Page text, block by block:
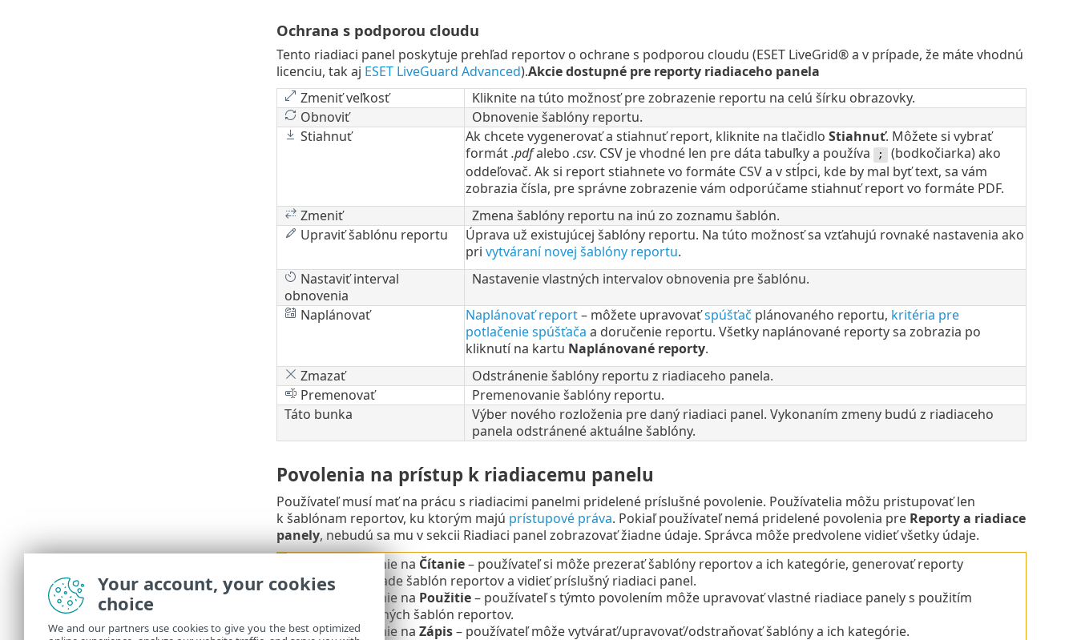
Ochrana s podporou cloudu
Tento riadiaci panel poskytuje prehľad reportov o ochrane s podporou cloudu (ESET LiveGrid® a v prípade, že máte vhodnú
licenciu, tak aj ESET LiveGuard Advanced).Akcie dostupné pre reporty riadiaceho panela
Zmeniť veľkosť
Kliknite na túto možnosť pre zobrazenie reportu na celú šírku obrazovky.
Obnoviť
Obnovenie šablóny reportu.
Stiahnuť
Ak chcete vygenerovať a stiahnuť report, kliknite na tlačidlo Stiahnuť. Môžete si vybrať
formát.pdfalebo .csv. CSV je vhodné len pre dáta tabuľky a používa ; (bodkočiarka) ako
oddeľovač. Ak si report stiahnete vo formáte CSV a v stĺpci, kde by mal byť text, sa vám
zobrazia čísla, pre správne zobrazenie vám odporúčame stiahnuť report vo formáte PDF.
Zmeniť
Zmena šablóny reportu na inú zo zoznamu šablón.
Upraviť šablónu reportu
Úprava už existujúcej šablóny reportu. Na túto možnosť sa vzťahujú rovnaké nastavenia ako
pri vytváraní novej šablóny reportu.
Nastaviť interval
obnovenia
Nastavenie vlastných intervalov obnovenia pre šablónu.
Naplánovať Naplánovať report– môžete upravovaťspúšťač plánovaného reportu, kritéria pre
potlačenie spúšťača a doručenie reportu. Všetky naplánované reporty sa zobrazia po
kliknutí na kartu Naplánované reporty.
Zmazať
Odstránenie šablóny reportu z riadiaceho panela.
Premenovať
Premenovanie šablóny reportu.
Táto bunka
Výber nového rozloženia pre daný riadiaci panel. Vykonaním zmeny budú z riadiaceho
panela odstránené aktuálne šablóny.
Povolenia na prístup k riadiacemu panelu
Používateľ musí mať na prácu s riadiacimi panelmi pridelené príslušné povolenie. Používatelia môžu pristupovať len
k šablónam reportov, ku ktorým majú prístupové práva. Pokiaľ používateľ nemá pridelené povolenia pre Reporty a riadiace
panely, nebudú sa mu v sekcii Riadiaci panel zobrazovať žiadne údaje. Správca môže predvolene vidieť všetky údaje.
Povolenie na Čítanie– používateľ si môže prezerať šablóny reportov a ich kategórie, generovať reporty
na základe šablón reportov a vidieť príslušný riadiaci panel.
Povolenie na Použitie– používateľ s týmto povolením môže upravovať vlastné riadiace panely s použitím
dostupných šablón reportov.
• Povolenie na Zápis– používateľ môže vytvárať/upravovať/odstraňovať šablóny a ich kategórie.
Your account, your cookies
choice
We and our partners use cookies to give you the best optimized